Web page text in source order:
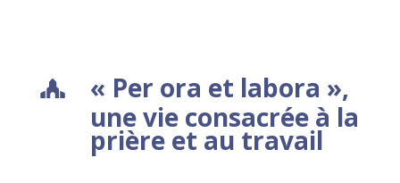
« Per ora et labora »,
une vie consacrée à la
prière et au travail